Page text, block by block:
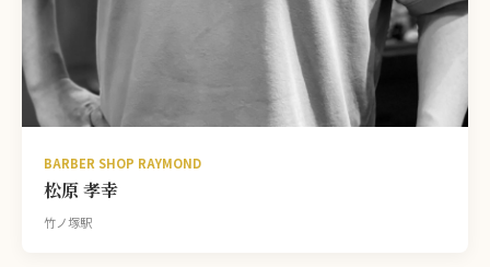
BARBER SHOP RAYMOND
松原 孝幸
竹ノ塚駅